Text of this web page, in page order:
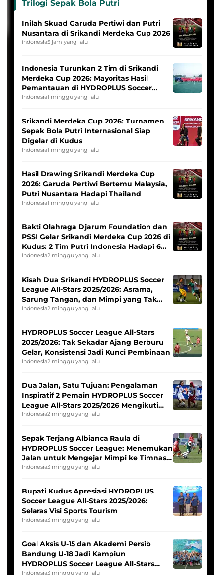
Trilogi Sepak Bola Putri
Inilah Skuad Garuda Pertiwi dan Putri
Nusantara di Srikandi Merdeka Cup 2026
Indonesia5 jam yang lalu
Indonesia Turunkan 2 Tim di Srikandi
Merdeka Cup 2026: Mayoritas Hasil
Pemantauan di HYDROPLUS Soccer
League
Indonesia1 minggu yang lalu
Srikandi Merdeka Cup 2026: Turnamen
Sepak Bola Putri Internasional Siap
Digelar di Kudus
Indonesia1 minggu yang lalu
Hasil Drawing Srikandi Merdeka Cup
2026: Garuda Pertiwi Bertemu Malaysia,
Putri Nusantara Hadapi Thailand
Indonesia1 minggu yang lalu
Bakti Olahraga Djarum Foundation dan
PSSI Gelar Srikandi Merdeka Cup 2026 di
Kudus: 2 Tim Putri Indonesia Hadapi 6
Tim Asia
Indonesia2 minggu yang lalu
Kisah Dua Srikandi HYDROPLUS Soccer
League All-Stars 2025/2026: Asrama,
Sarung Tangan, dan Mimpi yang Tak
Pernah Padam
Indonesia2 minggu yang lalu
HYDROPLUS Soccer League All-Stars
2025/2026: Tak Sekadar Ajang Berburu
Gelar, Konsistensi Jadi Kunci Pembinaan
Indonesia2 minggu yang lalu
Dua Jalan, Satu Tujuan: Pengalaman
Inspiratif 2 Pemain HYDROPLUS Soccer
League All-Stars 2025/2026 Mengikuti
Seleksi Timnas Indonesia Putri
Indonesia2 minggu yang lalu
Sepak Terjang Albianca Raula di
HYDROPLUS Soccer League: Menemukan
Jalan untuk Mengejar Mimpi ke Timnas
Indonesia Putri
Indonesia3 minggu yang lalu
Bupati Kudus Apresiasi HYDROPLUS
Soccer League All-Stars 2025/2026:
Selaras Visi Sports Tourism
Indonesia3 minggu yang lalu
Goal Aksis U-15 dan Akademi Persib
Bandung U-18 Jadi Kampiun
HYDROPLUS Soccer League All-Stars
Indonesia3 minggu yang lalu